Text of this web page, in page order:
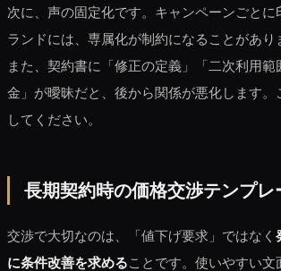
次に、声の固定化です。キャンペーンごとに
ランドには、専属化が制約になることがあり
また、契約書に「修正の定義」「二次利用範
金」が曖昧だと、後から関係が悪化します。
してください。
長期契約時の価格交渉テンプレ
交渉で大切なのは、「値下げ要求」ではなく
に条件改善を求めることです。使いやすい文